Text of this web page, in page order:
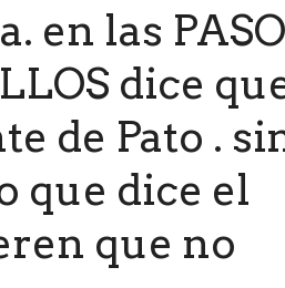
en las PASO
dice
de Pato .
que dice el
que no